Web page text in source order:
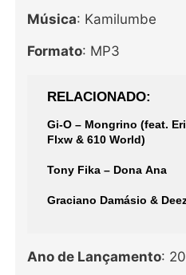
Música: Kamilumbe
Formato: MP3
RELACIONADO
Gi-O – Mongrino (feat.
Flxw & 610 World)
Tony Fika – Dona Ana
Graciano Damásio &
Ano de Lançamento: